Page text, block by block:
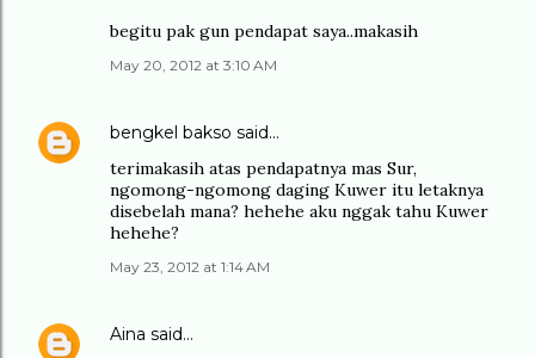
begitu pak gun pendapat saya..makasih
May 20, 2012 at 3:10 AM
bengkel bakso said…
terimakasih atas pendapatnya mas Sur,
ngomong-ngomong daging Kuwer itu letaknya
disebelah mana? hehehe aku nggak tahu Kuwer
hehehe?
May 23, 2012 at 1:14 AM
Aina said…